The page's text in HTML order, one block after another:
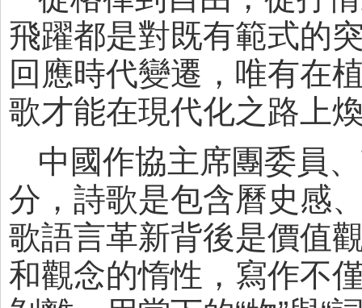
飛躍都是對既有範式的
回應時代變遷，唯有在
歌才能在現代化之路上
中國作協主席團委員
分，詩歌是包含曆史感
歌語言革新背後是價值
和觀念的惰性，寫作不